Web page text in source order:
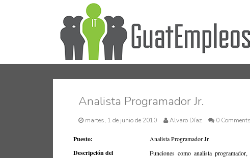
Analista Programador Jr.
martes, 1 de junio de 2010 Alvaro Díaz 0 Comments
Puesto: Analista Programador Jr.
Descripción del
Funciones como analista